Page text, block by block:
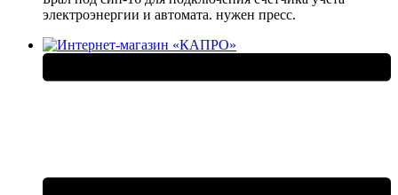
электроэнергии и автомата. нужен пресс.